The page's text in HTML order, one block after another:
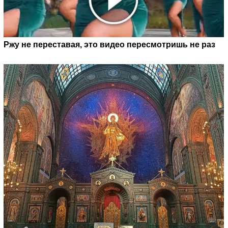
Ржу не переставая, это видео пересмотришь не раз